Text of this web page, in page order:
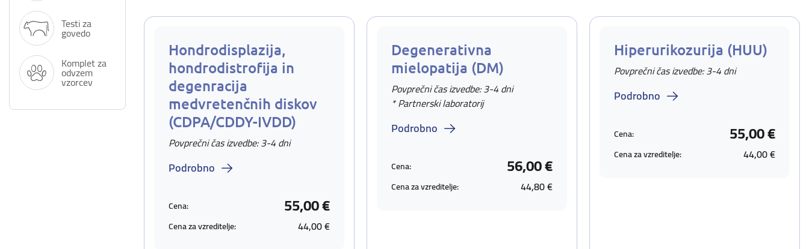
Testi za
govedo
Komplet za
odvzem
vzorcev
Hondrodisplazija,
hondrodistrofija in
degenracija
medvretenčnih diskov
(CDPA/CDDY-IVDD)
Povprečni čas izvedbe: 3-4 dni
Podrobno
Cena: 55,00 €
Cena za vzreditelje: 44,00 €
Degenerativna
mielopatija (DM)
Povprečni čas izvedbe: 3-4 dni
* Partnerski laboratorij
Podrobno
Cena: 56,00 €
Cena za vzreditelje: 44,80 €
Hiperurikozurija (HUU)
Povprečni čas izvedbe: 3-4 dni
Podrobno
Cena: 55,00 €
Cena za vzreditelje: 44,00 €